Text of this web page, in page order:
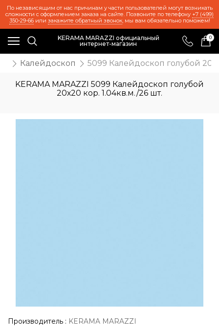
По независящим от нас причинам у части пользователей могут возникать
сложности с оформлением заказа на сайте. Позвоните по телефону +7 (499)
350-29-66или закажите обратный звонок, мы вам обязательно поможем!
KERAMA MARAZZI официальный
интернет-магазин
0
Калейдоскоп 5099 Калейдоскоп голубой
KERAMA MARAZZI 5099 Калейдоскоп голубой
20х20 кор. 1.04кв.м./26 шт.
Производитель : KERAMA MARAZZI